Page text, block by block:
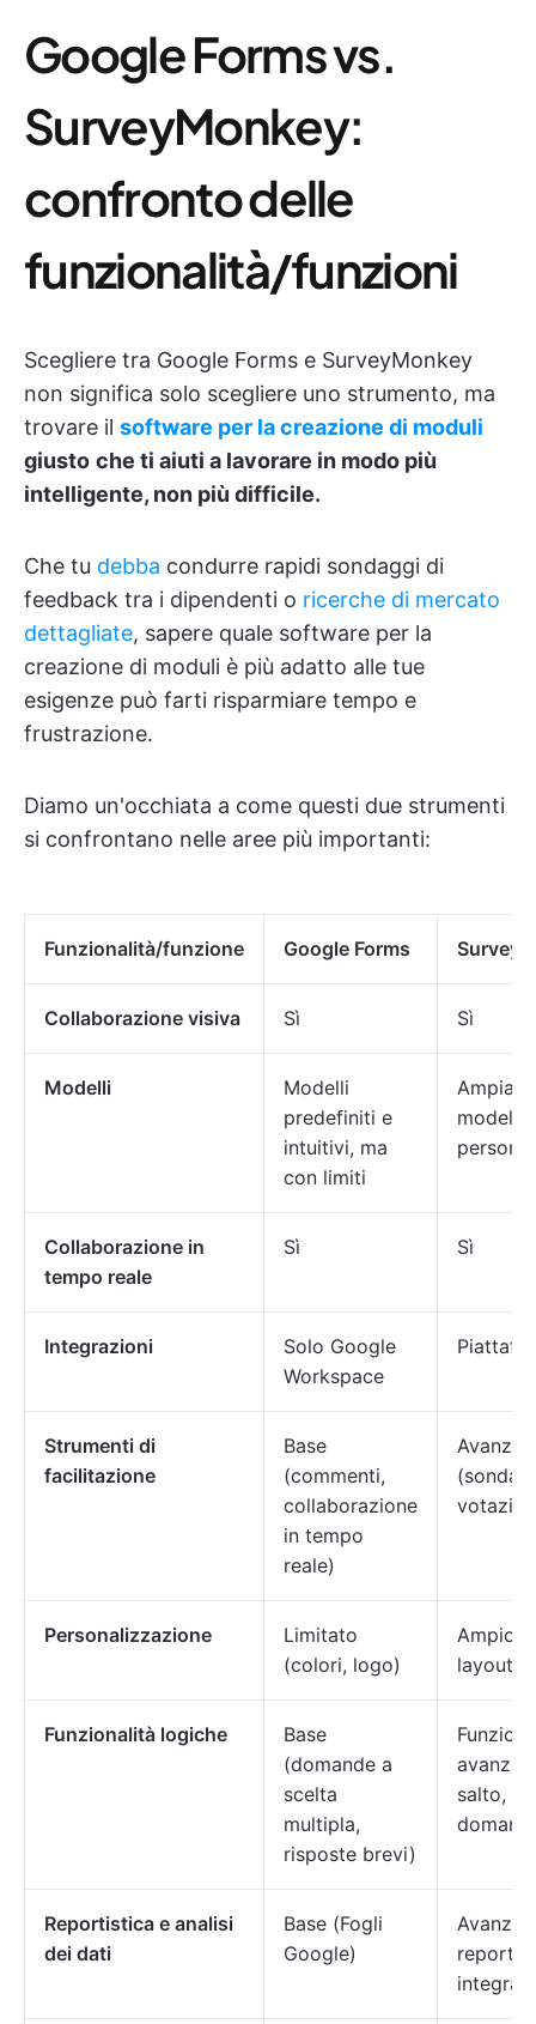
Google Forms vs.
SurveyMonkey:
confronto delle
funzionalità/funzioni
Scegliere tra Google Forms e SurveyMonkey
non significa solo scegliere uno strumento, ma
trovare il software per la creazione di moduli
giusto che ti aiuti a lavorare in modo più
intelligente, non più difficile.
Che tu debba condurre rapidi sondaggi di
feedback tra i dipendenti o ricerche di mercato
dettagliate, sapere quale software per la
creazione di moduli è più adatto alle tue
esigenze può farti risparmiare tempo e
frustrazione.
Diamo un'occhiata a come questi due strumenti
si confrontano nelle aree più importanti:
Funzionalità/funzione Google Forms Survey
Collaborazione visiva Sì Sì
Modelli
Modelli
predefiniti e
intuitivi, ma
con limiti
Ampia
modelli
Collaborazione in
tempo reale
Sì Sì
Integrazioni
Solo Google
Workspace
Strumenti di
facilitazione
Base
(commenti,
collaborazione
in tempo
reale)
Personalizzazione
Limitato
(colori, logo)
Ampio
layout)
Funzionalità logiche
Base
(domande a
scelta
multipla,
risposte brevi)
salto,
Reportistica e analisi
dei dati
Base (Fogli
Google)